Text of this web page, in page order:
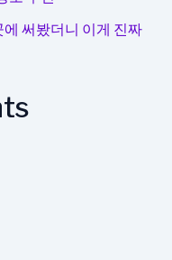
써봤더니 이게 진짜